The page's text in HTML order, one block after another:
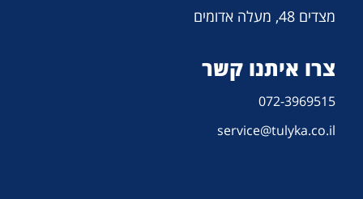
מצדים 48, מעלה אדומים
צרו איתנו קשר
072-3969515
service@tulyka.co.il